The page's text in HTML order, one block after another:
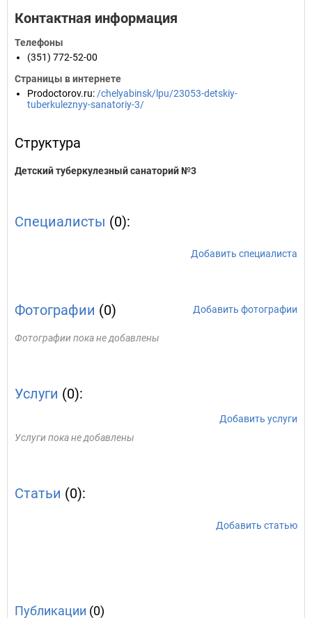
Контактная информация
Телефоны
(351) 772-52-00
Страницы в интернете
Prodoctorov.ru: /chelyabinsk/lpu/23053-detskiy-
tuberkuleznyy-sanatoriy-3/
Структура
Детский туберкулезный санаторий №3
Специалисты (0):
Добавить специалиста
Фотографии (0) Добавить фотографии
Фотографии пока не добавлены
Услуги (0):
Добавить услуги
Услуги пока не добавлены
Статьи (0):
Добавить статью
Публикации (0)